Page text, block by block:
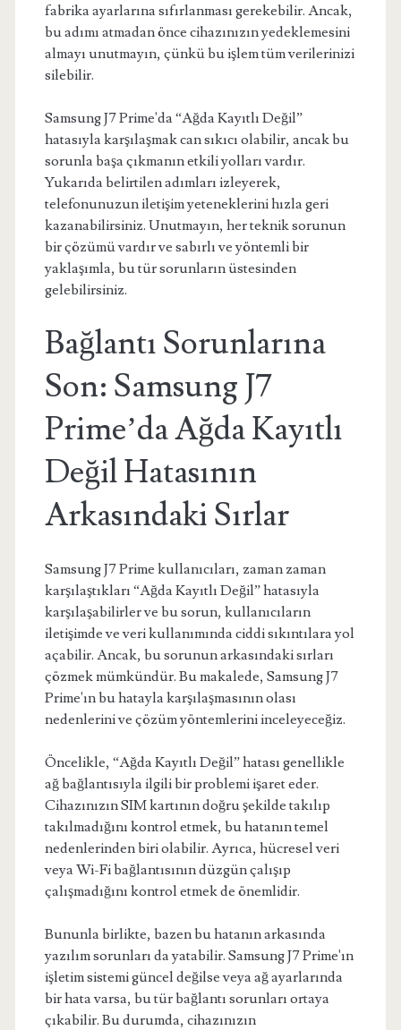
fabrika ayarlarına sıfırlanması gerekebilir. Ancak,
bu adımı atmadan önce cihazınızın yedeklemesini
almayı unutmayın, çünkü bu işlem tüm verilerinizi
silebilir.
Samsung J7 Prime'da “Ağda Kayıtlı Değil”
hatasıyla karşılaşmak can sıkıcı olabilir, ancak bu
sorunla başa çıkmanın etkili yolları vardır.
Yukarıda belirtilen adımları izleyerek,
telefonunuzun iletişim yeteneklerini hızla geri
kazanabilirsiniz. Unutmayın, her teknik sorunun
bir çözümü vardır ve sabırlı ve yöntemli bir
yaklaşımla, bu tür sorunların üstesinden
gelebilirsiniz.
Bağlantı Sorunlarına
Son: Samsung J7
Prime’da Ağda Kayıtlı
Değil Hatasının
Arkasındaki Sırlar
Samsung J7 Prime kullanıcıları, zaman zaman
karşılaştıkları “Ağda Kayıtlı Değil” hatasıyla
karşılaşabilirler ve bu sorun, kullanıcıların
iletişimde ve veri kullanımında ciddi sıkıntılara yol
açabilir. Ancak, bu sorunun arkasındaki sırları
çözmek mümkündür. Bu makalede, Samsung J7
Prime'ın bu hatayla karşılaşmasının olası
nedenlerini ve çözüm yöntemlerini inceleyeceğiz.
Öncelikle, “Ağda Kayıtlı Değil” hatası genellikle
ağ bağlantısıyla ilgili bir problemi işaret eder.
Cihazınızın SIM kartının doğru şekilde takılıp
takılmadığını kontrol etmek, bu hatanın temel
nedenlerinden biri olabilir. Ayrıca, hücresel veri
veya Wi-Fi bağlantısının düzgün çalışıp
çalışmadığını kontrol etmek de önemlidir.
Bununla birlikte, bazen bu hatanın arkasında
yazılım sorunları da yatabilir. Samsung J7 Prime'ın
işletim sistemi güncel değilse veya ağ ayarlarında
bir hata varsa, bu tür bağlantı sorunları ortaya
çıkabilir. Bu durumda, cihazınızın